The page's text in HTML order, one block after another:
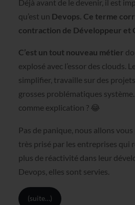
Déjà avant de le devenir, il est
qu’est un Devops. Ce terme
contraction de Développeur et
C’est un tout nouveau métier
explosé avec l’essor des clouds.
simplifier, travaille sur des
grosses problématiques système.
comme explication ? 😂
Pas de panique, nous allons
très prisé par les entreprises qui
plus de réactivité dans leur
Devops, elles sont servies.
(suite…)